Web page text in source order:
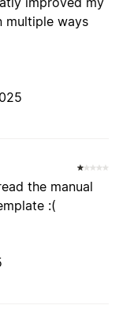
multiple ways
the manual
:(